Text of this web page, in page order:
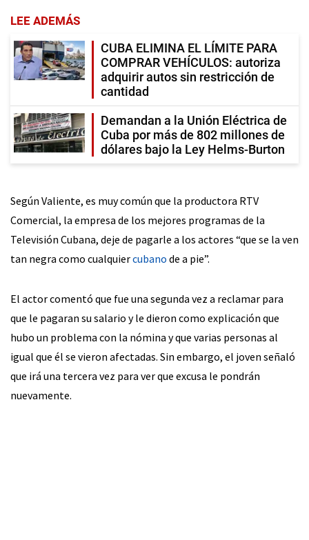
LEE ADEMÁS
CUBA ELIMINA EL LÍMITE PARA
COMPRAR VEHÍCULOS: autoriza
adquirir autos sin restricción de
cantidad
Demandan a la Unión Eléctrica de
Cuba por más de 802 millones de
dólares bajo la Ley Helms-Burton
Según Valiente, es muy común que la productora RTV
Comercial, la empresa de los mejores programas de la
Televisión Cubana, deje de pagarle a los actores “que se la ven
tan negra como cualquiercubano de a pie”.
El actor comentó que fue una segunda vez a reclamar para
que le pagaran su salario y le dieron como explicación que
hubo un problema con la nómina y que varias personas al
igual que él se vieron afectadas. Sin embargo, el joven señaló
que irá una tercera vez para ver que excusa le pondrán
nuevamente.